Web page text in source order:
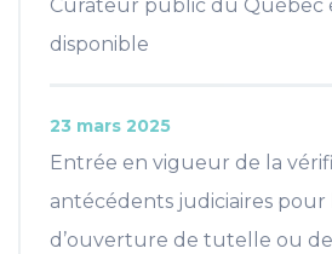
Curateur public du Québec
disponible
Entrée en vigueur de la
antécédents judiciaires pour
d’ouverture de tutelle ou
23 mars 2025